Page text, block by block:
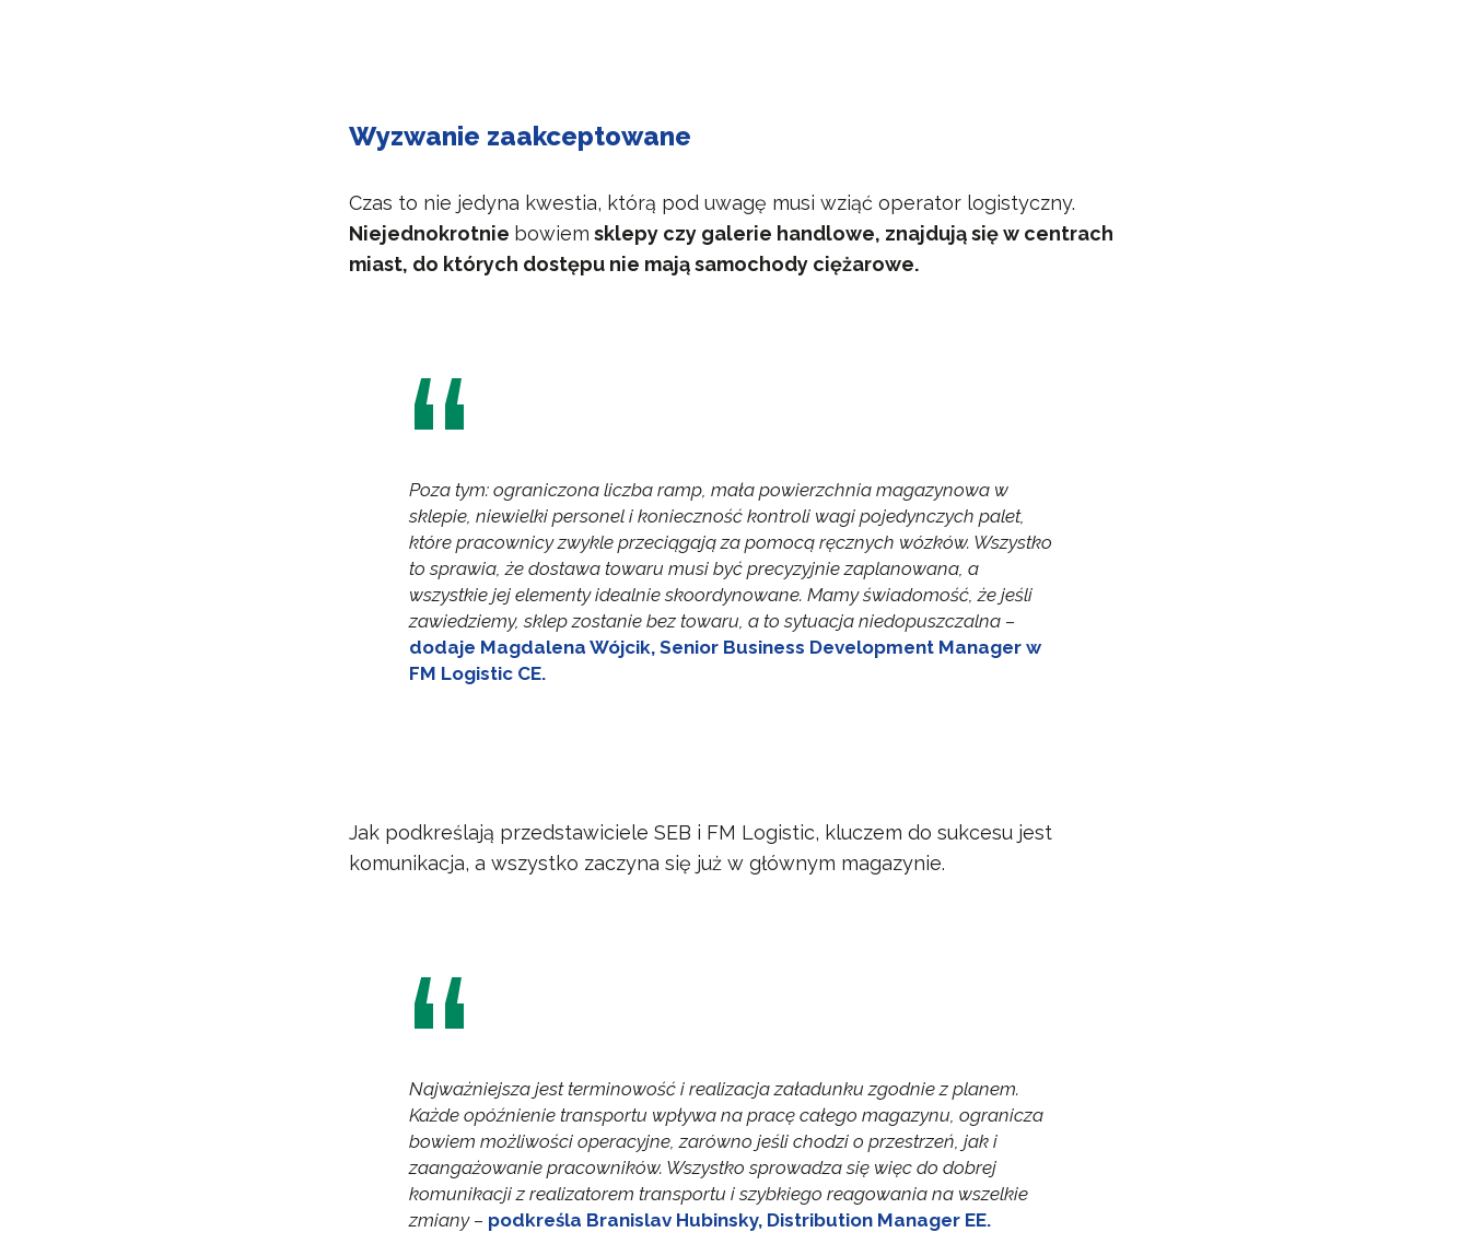
Wyzwanie zaakceptowane
Czas to nie jedyna kwestia, którą pod uwagę musi wziąć operator logistyczny.
Niejednokrotnie bowiem sklepy czy galerie handlowe, znajdują się w centrach
miast, do których dostępu nie mają samochody ciężarowe.
Poza tym: ograniczona liczba ramp, mała powierzchnia magazynowa w
sklepie, niewielki personel i konieczność kontroli wagi pojedynczych palet,
które pracownicy zwykle przeciągają za pomocą ręcznych wózków. Wszystko
to sprawia, że dostawa towaru musi być precyzyjnie zaplanowana, a
wszystkie jej elementy idealnie skoordynowane. Mamy świadomość, że jeśli
zawiedziemy, sklep zostanie bez towaru, a to sytuacja niedopuszczalna –
dodaje Magdalena Wójcik, Senior Business Development Manager w
FM Logistic CE.
Jak podkreślają przedstawiciele SEB i FM Logistic, kluczem do sukcesu jest
komunikacja, a wszystko zaczyna się już w głównym magazynie.
Najważniejsza jest terminowość i realizacja załadunku zgodnie z planem.
Każde opóźnienie transportu wpływa na pracę całego magazynu, ogranicza
bowiem możliwości operacyjne, zarówno jeśli chodzi o przestrzeń, jak i
zaangażowanie pracowników. Wszystko sprowadza się więc do dobrej
komunikacji z realizatorem transportu i szybkiego reagowania na wszelkie
zmiany– podkreśla Branislav Hubinsky, Distribution Manager EE.